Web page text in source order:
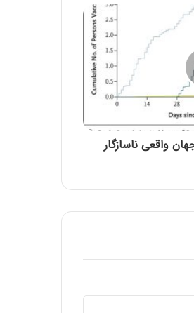
السلام) تسلیت باد
زهرا سلام الله علیها
ماه شادمانی اهل بیت
باد
علیه السلام تسلیت باد
واقعی ناسازگار